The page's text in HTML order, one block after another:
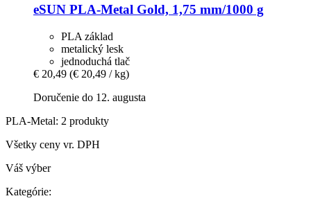
eSUN PLA-​Metal Gold, 1,75 mm/1000 g
PLA základ
metalický lesk
jednoduchá tlač
€ 20,49 (€ 20,49 / kg)
Doručenie do 12. augusta
PLA-Metal: 2 produkty
Všetky ceny vr. DPH
Váš výber
Kategórie: